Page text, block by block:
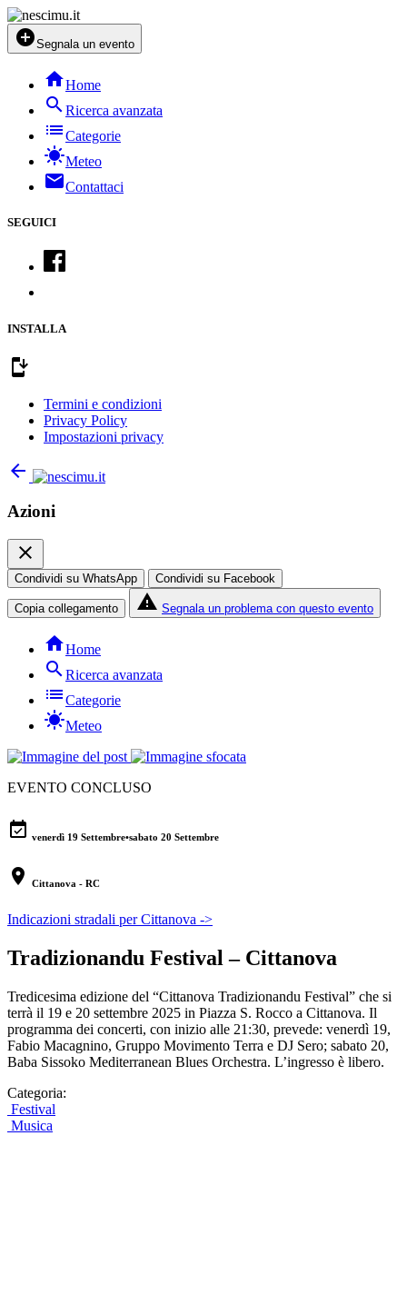
add_circleSegnala un evento
homeHome
searchRicerca avanzata
listCategorie
sunnyMeteo
mailContattaci
SEGUICI
INSTALLA
install_mobile
Termini e condizioni
Privacy Policy
Impostazioni privacy
arrow_back
Azioni
close
Condividi su WhatsApp Condividi su Facebook
Copia collegamento report_problem Segnala un problema con questo evento
homeHome
searchRicerca avanzata
listCategorie
sunnyMeteo
EVENTO CONCLUSO
event_available venerdì 19 Settembre•sabato 20 Settembre
location_on Cittanova - RC
Indicazioni stradali per Cittanova ->
Tradizionandu Festival – Cittanova
Tredicesima edizione del “Cittanova Tradizionandu Festival” che si
terrà il 19 e 20 settembre 2025 in Piazza S. Rocco a Cittanova. Il
programma dei concerti, con inizio alle 21:30, prevede: venerdì 19,
Fabio Macagnino, Gruppo Movimento Terra e DJ Sero; sabato 20,
Baba Sissoko Mediterranean Blues Orchestra. L’ingresso è libero.
Categoria:
Festival
Musica